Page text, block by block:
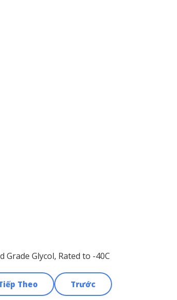
Glycol, Rated to -40C
Trước
Theo